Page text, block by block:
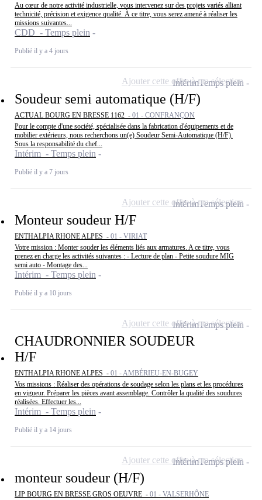
Au cœur de notre activité industrielle, vous intervenez sur des projets variés alliant
technicité, précision et exigence qualité. À ce titre, vous serez amené à réaliser les
missions suivantes...
CDD - Temps plein
Publié il y a 4 jours
Soudeur semi automatique (H/F)
ACTUAL BOURG EN BRESSE 1162 - 01 - CONFRANÇON
Pour le compte d'une société, spécialisée dans la fabrication d'équipements et de
mobilier extérieurs, nous recherchons un(e) Soudeur Semi-Automatique (H/F).
Sous la responsabilité du chef...
Intérim - Temps plein
Publié il y a 7 jours
IntérimTemps plein
Ajouter cette offre à ma sélection
Monteur soudeur H/F
ENTHALPIA RHONE ALPES - 01 - VIRIAT
Votre mission : Monter souder les éléments liés aux armatures. A ce titre, vous
prenez en charge les activités suivantes : - Lecture de plan - Petite soudure MIG
semi auto - Montage des...
Intérim - Temps plein
Publié il y a 10 jours
IntérimTemps plein
Ajouter cette offre à ma sélection
CHAUDRONNIER SOUDEUR
H/F
ENTHALPIA RHONE ALPES - 01 - AMBÉRIEU-EN-BUGEY
Vos missions : Réaliser des opérations de soudage selon les plans et les procédures
en vigueur. Préparer les pièces avant assemblage. Contrôler la qualité des soudures
réalisées. Effectuer les...
Intérim - Temps plein
Publié il y a 14 jours
IntérimTemps plein
Ajouter cette offre à ma sélection
monteur soudeur (H/F)
LIP BOURG EN BRESSE GROS OEUVRE - 01 - VALSERHÔNE
IntérimTemps plein
Ajouter cette offre à ma sélection